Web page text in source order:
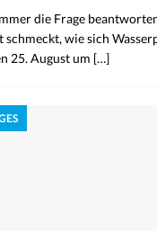
die Frage
schmeckt, wie sich
25. August um […]